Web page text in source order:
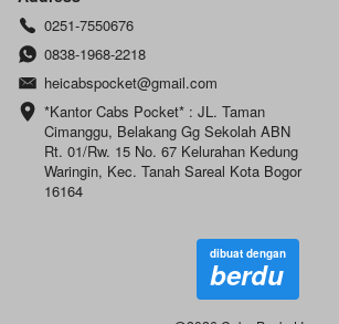
0251-7550676
0838-1968-2218
heicabspocket@gmail.com
*Kantor Cabs Pocket* : JL. Taman
Cimanggu, Belakang Gg Sekolah ABN
Rt. 01/Rw. 15 No. 67 Kelurahan Kedung
Waringin, Kec. Tanah Sareal Kota Bogor
16164
dibuat dengan
berdu